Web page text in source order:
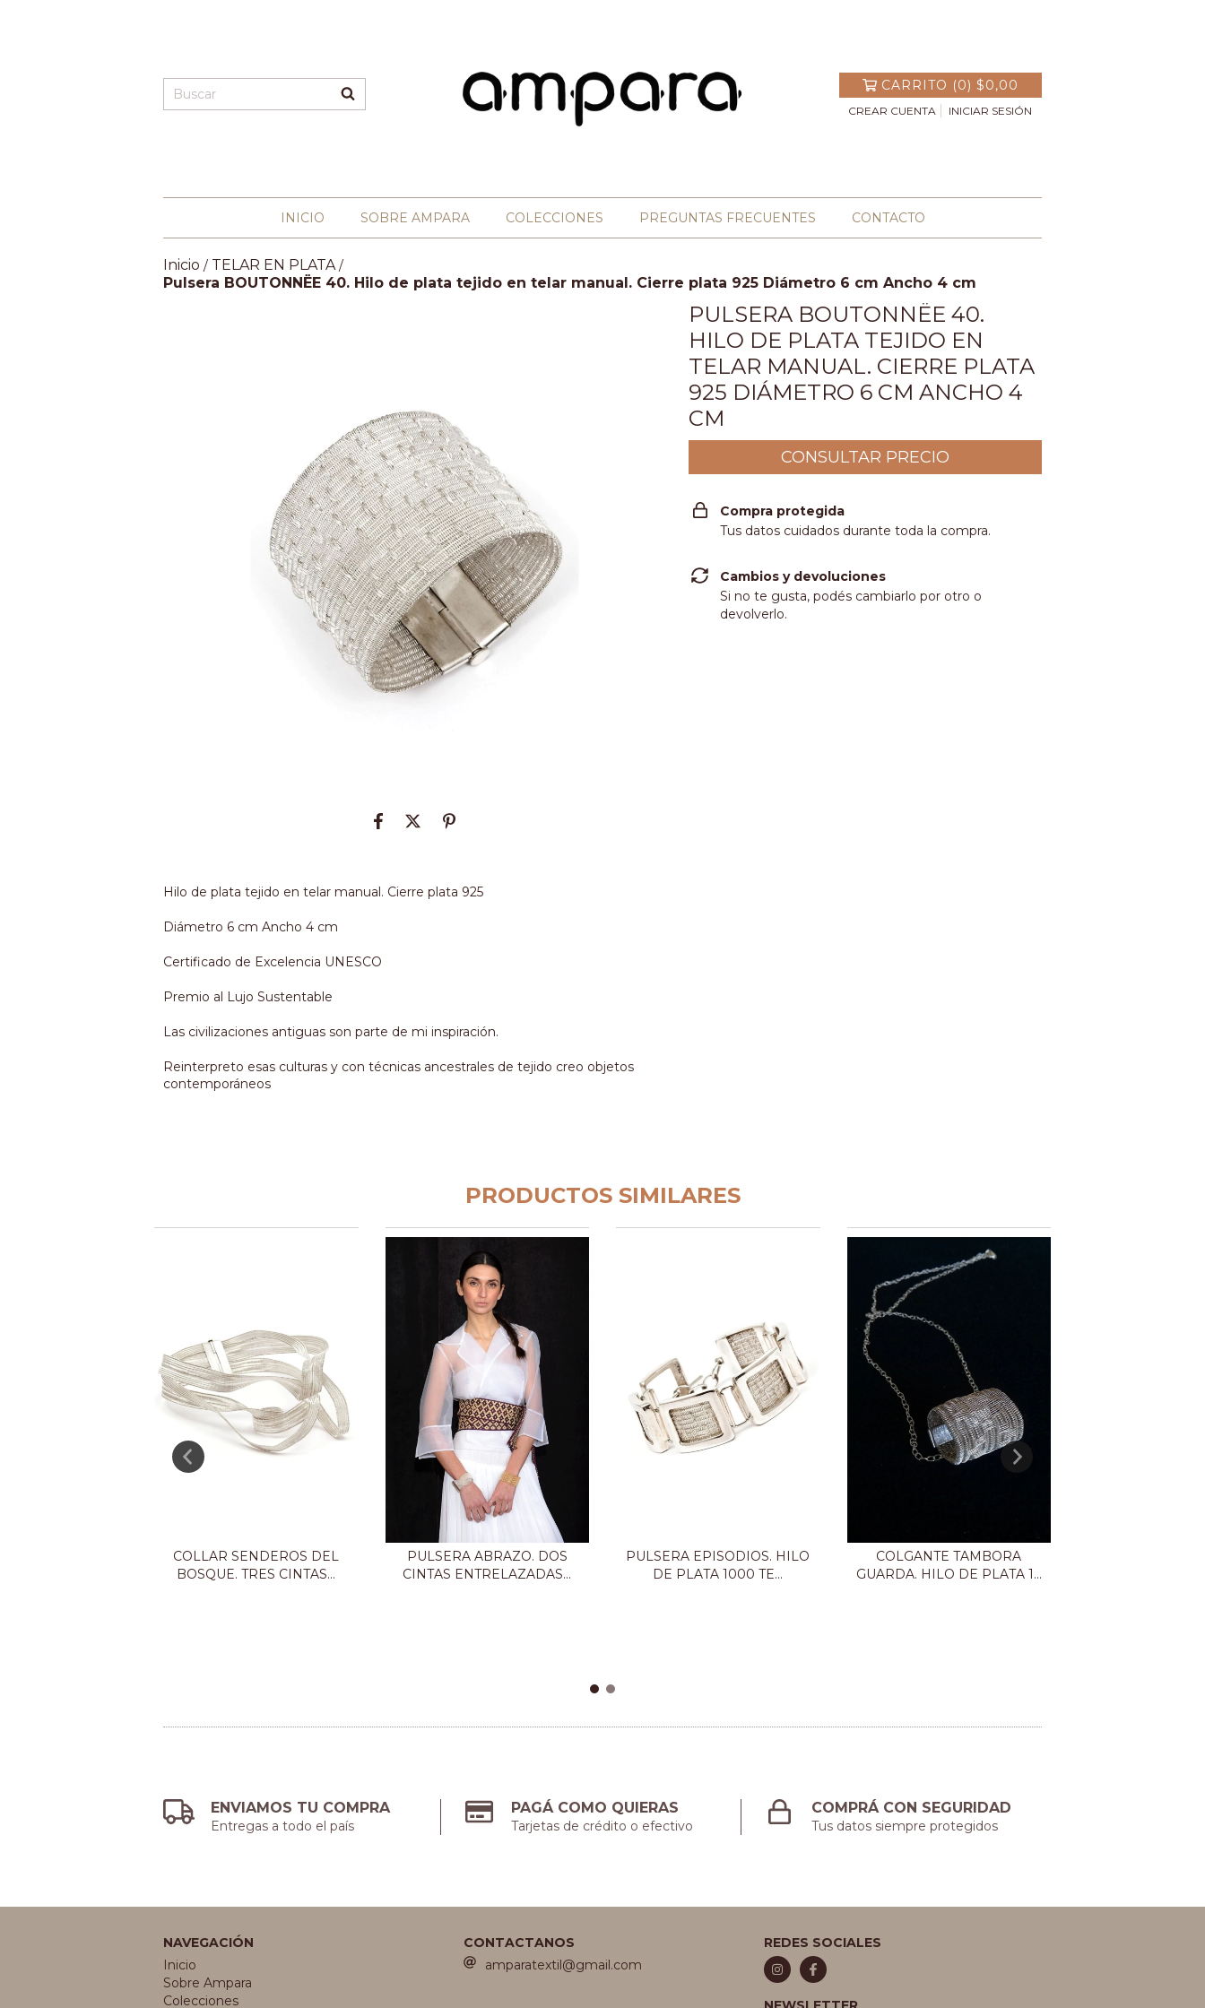
CARRITO (0) $0,00
CREAR CUENTA INICIAR SESIÓN
INICIO SOBRE AMPARA COLECCIONES PREGUNTAS FRECUENTES CONTACTO
Inicio / TELAR EN PLATA /
Pulsera BOUTONNËE 40. Hilo de plata tejido en telar manual. Cierre plata 925 Diámetro 6 cm Ancho 4 cm
Hilo de plata tejido en telar manual. Cierre plata 925
Diámetro 6 cm Ancho 4 cm
Certificado de Excelencia UNESCO
Premio al Lujo Sustentable
Las civilizaciones antiguas son parte de mi inspiración.
Reinterpreto esas culturas y con técnicas ancestrales de tejido creo objetos
contemporáneos
PULSERA BOUTONNËE 40.
HILO DE PLATA TEJIDO EN
TELAR MANUAL. CIERRE PLATA
925 DIÁMETRO 6 CM ANCHO 4
CM
Compra protegida
Tus datos cuidados durante toda la compra.
Cambios y devoluciones
Si no te gusta, podés cambiarlo por otro o
devolverlo.
PRODUCTOS SIMILARES
COLLAR SENDEROS DEL
BOSQUE. TRES CINTAS...
PULSERA ABRAZO. DOS
CINTAS ENTRELAZADAS...
PULSERA EPISODIOS. HILO
DE PLATA 1000 TE...
COLGANTE TAMBORA
GUARDA. HILO DE PLATA 1...
ENVIAMOS TU COMPRA
Entregas a todo el país
PAGÁ COMO QUIERAS
Tarjetas de crédito o efectivo
COMPRÁ CON SEGURIDAD
Tus datos siempre protegidos
NAVEGACIÓN
Inicio
Sobre Ampara
Colecciones
CONTACTANOS
amparatextil@gmail.com
REDES SOCIALES